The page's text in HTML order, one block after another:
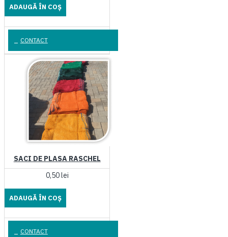
ADAUGĂ ÎN COŞ
CONTACT
SACI DE PLASA RASCHEL
0,50 lei
ADAUGĂ ÎN COŞ
CONTACT